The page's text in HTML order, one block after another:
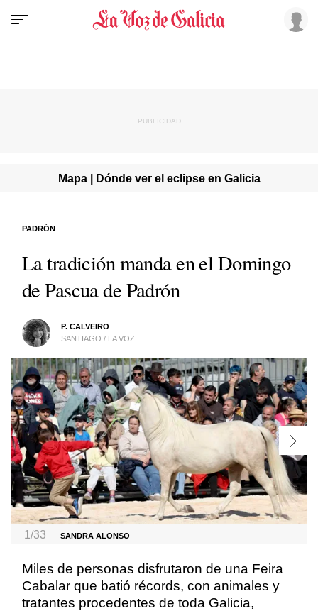
Mapa | Dónde ver el eclipse en Galicia
La tradición manda en el Domingo
de Pascua de Padrón
P. CALVEIRO
SANTIAGO / LA VOZ
PADRÓN
1/33 SANDRA ALONSO
Miles de personas disfrutaron de una Feira
Cabalar que batió récords, con animales y
tratantes procedentes de toda Galicia,